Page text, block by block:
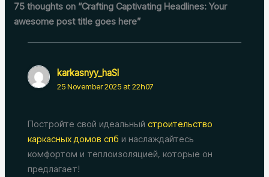
75 thoughts on “Crafting Captivating Headlines: Your
awesome post title goes here”
karkasnyy_haSl
25 November 2025 at 22h07
Постройте свой идеальный строительство
каркасных домов спб и наслаждайтесь
комфортом и теплоизоляцией, которые он
предлагает!